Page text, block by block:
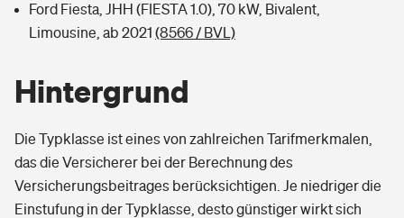
Ford Fiesta, JHH (FIESTA 1.0), 70 kW, Bivalent,
Limousine, ab 2021 (8566 / BVL)
Hintergrund
Die Typklasse ist eines von zahlreichen Tarifmerkmalen,
das die Versicherer bei der Berechnung des
Versicherungsbeitrages berücksichtigen. Je niedriger die
Einstufung in der Typklasse, desto günstiger wirkt sich